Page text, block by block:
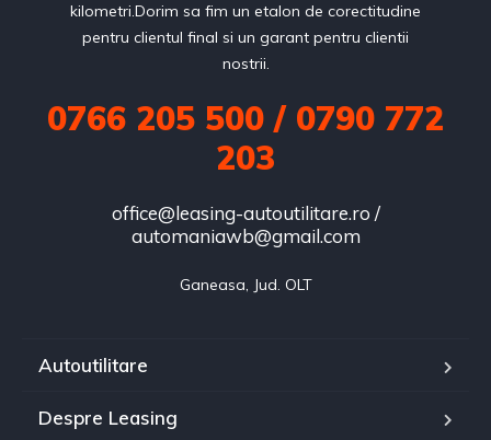
kilometri.Dorim sa fim un etalon de corectitudine
pentru clientul final si un garant pentru clientii
nostrii.
0766 205 500 / 0790 772
203
office@leasing-autoutilitare.ro /
automaniawb@gmail.com
Ganeasa, Jud. OLT
Autoutilitare
Despre Leasing